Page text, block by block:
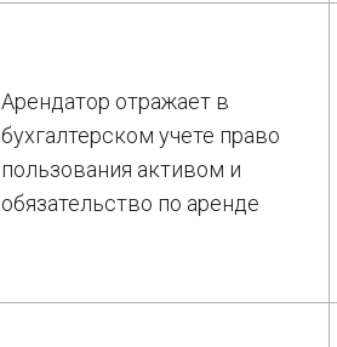
Арендатор отражает в
бухгалтерском учете право
пользования активом и
обязательство по аренде